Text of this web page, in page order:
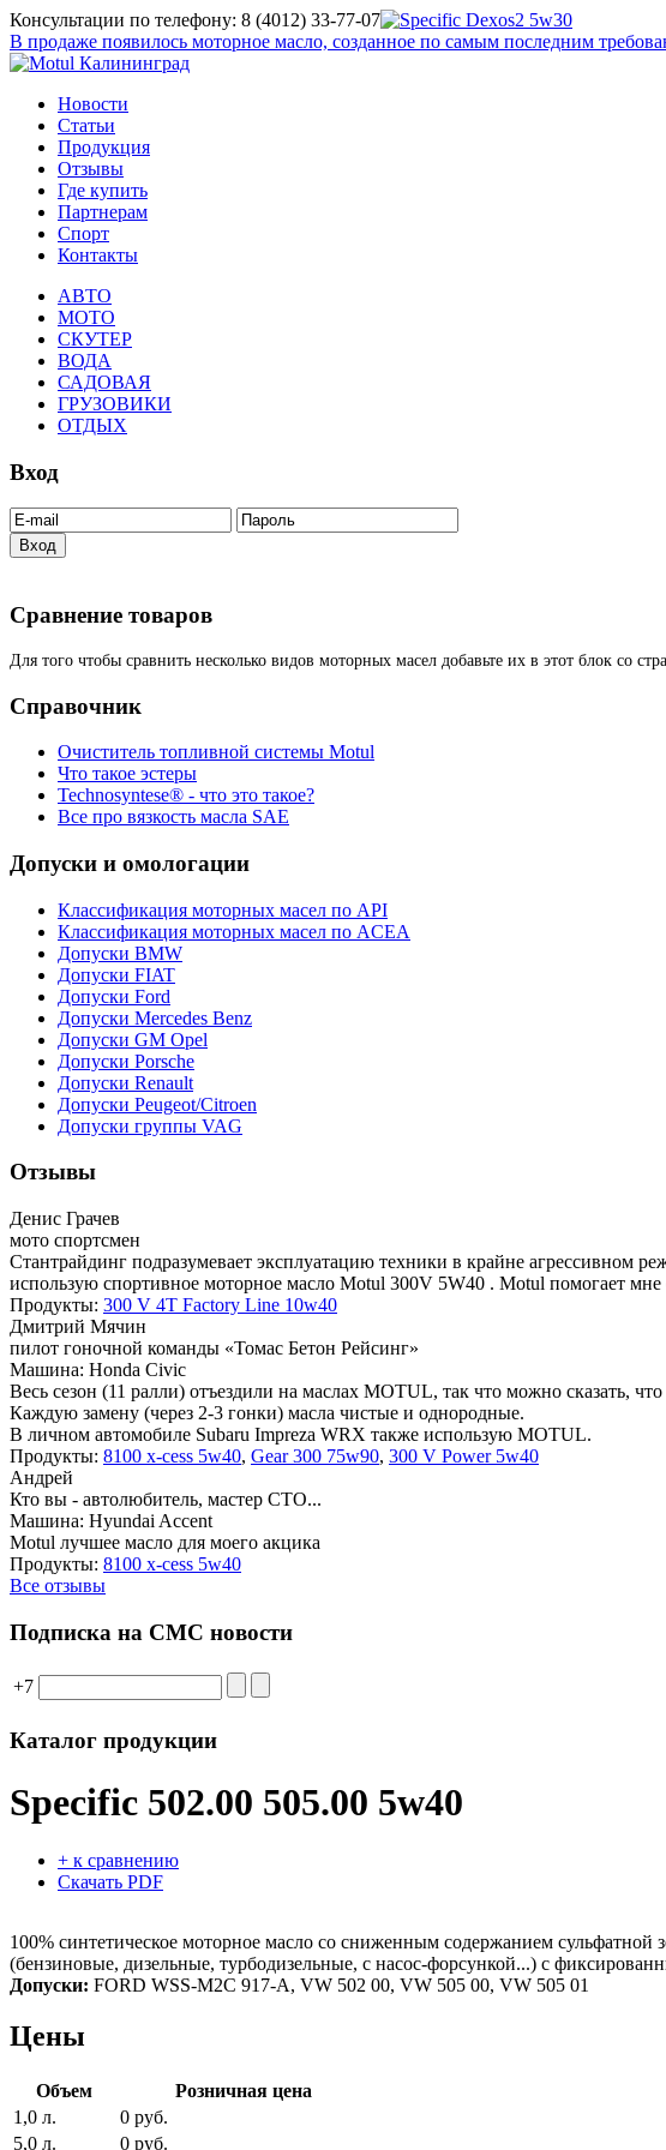
Консультации по телефону: 8 (4012) 33-77-07
В продаже появилось моторное масло, созданное по самым последним
Новости
Статьи
Продукция
Отзывы
Где купить
Партнерам
Спорт
Контакты
АВТО
МОТО
СКУТЕР
ВОДА
САДОВАЯ
ГРУЗОВИКИ
ОТДЫХ
Вход
Сравнение товаров
Для того чтобы сравнить несколько видов моторных масел добавьте их в этот блок со
Справочник
Очиститель топливной системы Motul
Что такое эстеры
Technosyntese® - что это такое?
Все про вязкость масла SAE
Допуски и омологации
Классификация моторных масел по API
Классификация моторных масел по ACEA
Допуски BMW
Допуски FIAT
Допуски Ford
Допуски Mercedes Benz
Допуски GM Opel
Допуски Porsche
Допуски Renault
Допуски Peugeot/Citroen
Допуски группы VAG
Отзывы
Денис Грачев
мото спортсмен
Стантрайдинг подразумевает эксплуатацию техники в крайне агрессивном
использую спортивное моторное масло Motul 300V 5W40 . Motul помогает мне
Продукты: 300 V 4T Factory Line 10w40
Дмитрий Мячин
пилот гоночной команды «Томас Бетон Рейсинг»
Машина: Honda Civic
Весь сезон (11 ралли) отъездили на маслах MOTUL, так что можно сказать,
Каждую замену (через 2-3 гонки) масла чистые и однородные.
В личном автомобиле Subaru Impreza WRX также использую MOTUL.
Продукты: 8100 x-cess 5w40, Gear 300 75w90, 300 V Power 5w40
Андрей
Кто вы - автолюбитель, мастер СТО...
Машина: Hyundai Accent
Motul лучшее масло для моего акцика
Продукты: 8100 x-cess 5w40
Все отзывы
Подписка на СМС новости
+7
Каталог продукции
Specific 502.00 505.00 5w40
+ к сравнению
Скачать PDF
100% синтетическое моторное масло со сниженным содержанием
(бензиновые, дизельные, турбодизельные, с насос-форсункой...) с
Допуски: FORD WSS-M2C 917-A, VW 502 00, VW 505 00, VW 505 01
Цены
Объем
Розничная цена
1,0 л.
0 руб.
5,0 л.
0 руб.